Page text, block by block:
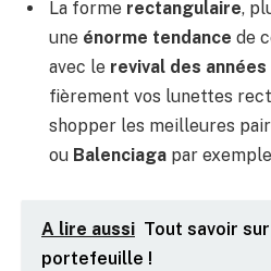
La forme rectangulaire,
une énorme tendance de
avec le revival des
fièrement vos lunettes
shopper les meilleures
ou Balenciaga par
A lire aussi Tout savoir
portefeuille !